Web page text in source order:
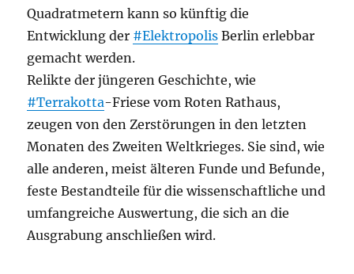
Quadratmetern kann so künftig die
Entwicklung der #Elektropolis Berlin erlebbar
gemacht werden.
Relikte der jüngeren Geschichte, wie
#Terrakotta-Friese vom Roten Rathaus,
zeugen von den Zerstörungen in den letzten
Monaten des Zweiten Weltkrieges. Sie sind, wie
alle anderen, meist älteren Funde und Befunde,
feste Bestandteile für die wissenschaftliche und
umfangreiche Auswertung, die sich an die
Ausgrabung anschließen wird.